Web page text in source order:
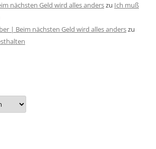
nächsten Geld wird alles anderszu Ich muß
| Beim nächsten Geld wird alles anderszu